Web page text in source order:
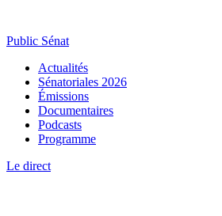
Public Sénat
Actualités
Sénatoriales 2026
Émissions
Documentaires
Podcasts
Programme
Le direct